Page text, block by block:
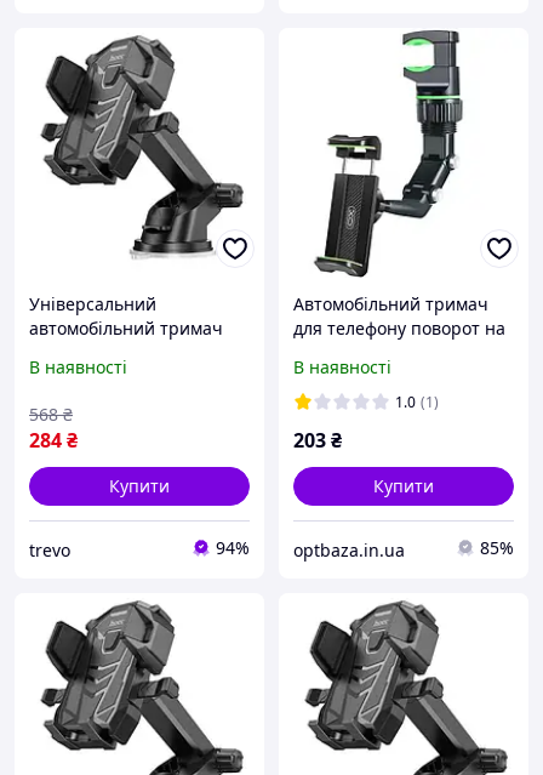
Універсальний
автомобільний тримач
DCA17 магнітний холдер
присоску Чорний tre
В наявності
284₴
568 ₴
Купити
trevo 94%
Автомобільний тримач
для телефону поворот на
заднього виду
Кронштейн для
В наявності
1.0 (1)
203₴
Купити
optbaza.in.ua 85%